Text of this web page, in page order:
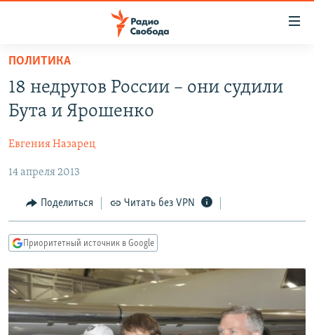
упрощенного
доступа
Вернуться
основному
Вернутся
главной
навигации
Вернутся
поиску
ПОДКАСТЫ
АВТОРСКИЕ ПРОЕКТЫ
ЦИТАТЫ СВОБОДЫ
МНЕНИЯ
КУЛЬТУРА
IDEL.РЕАЛИИ
КАВКАЗ.РЕАЛИИ
СЕВЕР.РЕАЛИИ
СИБИРЬ.РЕАЛИИ
РАСПИСАНИЕ ВЕЩАНИЯ
ПОЛИТИКА
18 недругов России – они судили
Бута и Ярошенко
Евгения Назарец
14 апреля 2013
Поделиться Читать без VPN
Приоритетный источник в Google